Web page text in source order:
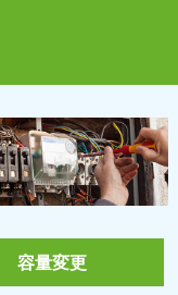
容量変更